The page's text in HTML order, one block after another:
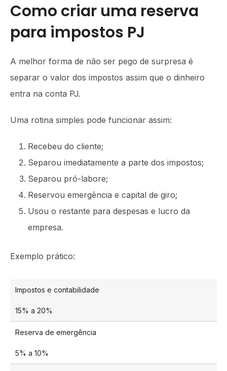
Como criar uma reserva
para impostos PJ
A melhor forma de não ser pego de surpresa é
separar o valor dos impostos assim que o dinheiro
entra na conta PJ.
Uma rotina simples pode funcionar assim:
Recebeu do cliente;
Separou imediatamente a parte dos impostos;
Separou pró-labore;
Reservou emergência e capital de giro;
Usou o restante para despesas e lucro da
empresa.
Exemplo prático:
Impostos e contabilidade
15% a 20%
Reserva de emergência
5% a 10%